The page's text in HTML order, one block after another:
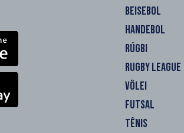
BEISEBOL
HANDEBOL
RÚGBI
RUGBY LEAGUE
VÔLEI
FUTSAL
TÊNIS